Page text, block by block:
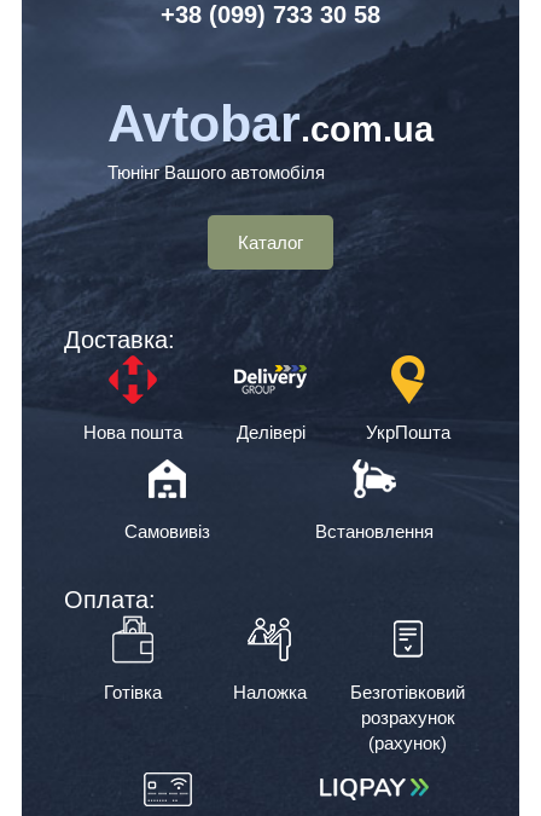
+38 (099) 733 30 58
Avtobar.com.ua
Тюнінг Вашого автомобіля
Каталог
Доставка:
Нова пошта Делівері УкрПошта
Самовивіз Встановлення
Оплата:
Готівка Наложка
Безготівковий
розрахунок
(рахунок)